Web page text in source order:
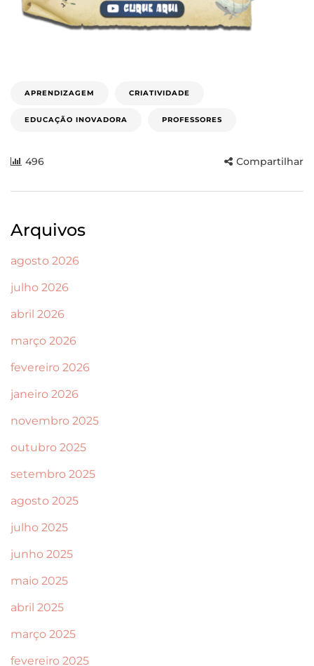
APRENDIZAGEM CRIATIVIDADE
EDUCAÇÃO INOVADORA PROFESSORES
496 Compartilhar
Arquivos
agosto 2026
julho 2026
abril 2026
março 2026
fevereiro 2026
janeiro 2026
novembro 2025
outubro 2025
setembro 2025
agosto 2025
julho 2025
junho 2025
maio 2025
abril 2025
março 2025
fevereiro 2025